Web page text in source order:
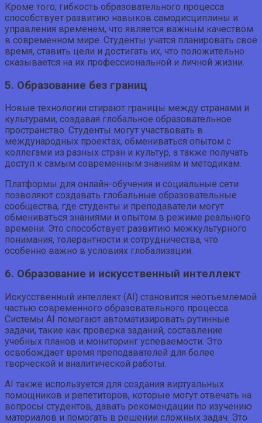
Кроме того, гибкость образовательного процесса
способствует развитию навыков самодисциплины и
управления временем, что является важным качеством
в современном мире. Студенты учатся планировать свое
время, ставить цели и достигать их, что положительно
сказывается на их профессиональной и личной жизни.
5. Образование без границ
Новые технологии стирают границы между странами и
культурами, создавая глобальное образовательное
пространство. Студенты могут участвовать в
международных проектах, обмениваться опытом с
коллегами из разных стран и культур, а также получать
доступ к самым современным знаниям и методикам.
Платформы для онлайн-обучения и социальные сети
позволяют создавать глобальные образовательные
сообщества, где студенты и преподаватели могут
обмениваться знаниями и опытом в режиме реального
времени. Это способствует развитию межкультурного
понимания, толерантности и сотрудничества, что
особенно важно в условиях глобализации.
6. Образование и искусственный интеллект
Искусственный интеллект (AI) становится неотъемлемой
частью современного образовательного процесса.
Системы AI помогают автоматизировать рутинные
задачи, такие как проверка заданий, составление
учебных планов и мониторинг успеваемости. Это
освобождает время преподавателей для более
творческой и аналитической работы.
AI также используется для создания виртуальных
помощников и репетиторов, которые могут отвечать на
вопросы студентов, давать рекомендации по изучению
материалов и помогать в решении сложных задач. Это